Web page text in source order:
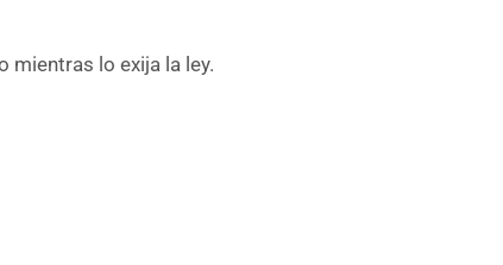
mientras lo exija la ley.